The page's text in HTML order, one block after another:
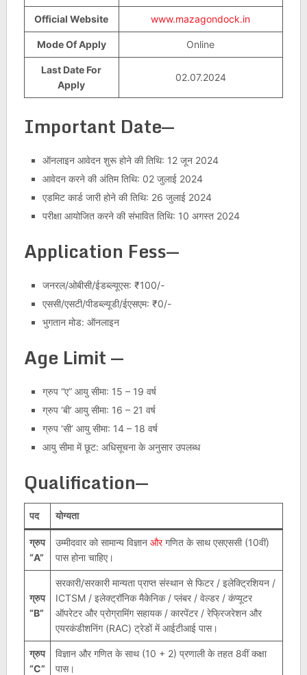
Official Website www.mazagondock.in
Mode Of Apply Online
Last Date For
Apply
02.07.2024
Important Date—
ऑनलाइन आवेदन शुरू होने की तिथि: 12 जून 2024
आवेदन करने की अंतिम तिथि: 02 जुलाई 2024
एडमिट कार्ड जारी होने की तिथि: 26 जुलाई 2024
परीक्षा आयोजित करने की संभावित तिथि: 10 अगस्त 2024
Application Fess—
जनरल/ओबीसी/ईडब्ल्यूएस: ₹100/-
एससी/एसटी/पीडब्ल्यूडी/ईएसएम: ₹0/-
भुगतान मोड: ऑनलाइन
Age Limit —
ग्रुप “ए” आयु सीमा: 15 – 19 वर्ष
ग्रुप ‘बी’ आयु सीमा: 16 – 21 वर्ष
ग्रुप ‘सी’ आयु सीमा: 14 – 18 वर्ष
आयु सीमा में छूट: अधिसूचना के अनुसार उपलब्ध
Qualification—
पद योग्यता
ग्रुप
“A”
उम्मीदवार को सामान्य विज्ञान औरगणित के साथ एसएससी (10वीं)
पास होना चाहिए।
ग्रुप
“B”
सरकारी/सरकारी मान्यता प्राप्त संस्थान से फिटर / इलेक्ट्रिशियन /
ICTSM / इलेक्ट्रॉनिक मैकेनिक / प्लंबर / वेल्डर / कंप्यूटर
ऑपरेटर और प्रोग्रामिंग सहायक / कारपेंटर / रेफ्रिजरेशन और
एयरकंडीशनिंग (RAC) ट्रेडों में आईटीआई पास।
ग्रुप
“C”
विज्ञान और गणित के साथ (10 + 2) प्रणाली के तहत 8वीं कक्षा
पास।